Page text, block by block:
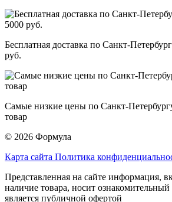
Бесплатная доставка по Санкт-
руб.
Самые низкие цены по Санкт-
товар
© 2026 Формула
Карта сайта Политика
Представленная на сайте информация,
наличие товара, носит ознакомительный
является публичной офертой